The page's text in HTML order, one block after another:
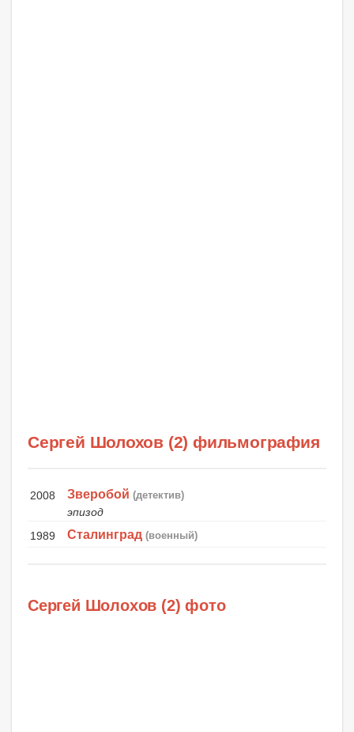
Сергей Шолохов (2) фильмография
2008 Зверобой (детектив)
эпизод
1989
Сталинград (военный)
Сергей Шолохов (2) фото